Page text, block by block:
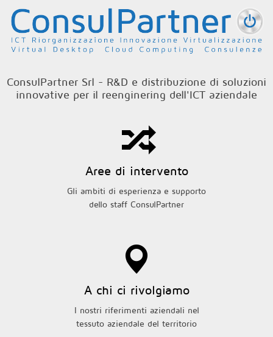
Salta al contenuto principale
ConsulPartner Srl - R&D e distribuzione di soluzioni
innovative per il reenginering dell'ICT aziendale
Aree di intervento
Gli ambiti di esperienza e supporto
dello staff ConsulPartner
A chi ci rivolgiamo
I nostri riferimenti aziendali nel
tessuto aziendale del territorio